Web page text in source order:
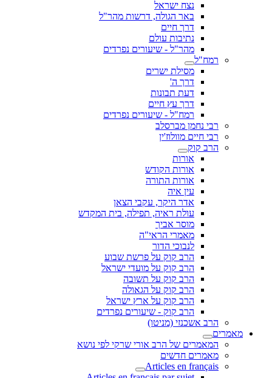
נצח ישראל
באר הגולה, דרשות מהר"ל
דרך חיים
נתיבות עולם
מהר"ל - שיעורים נפרדים
רמח"ל
מסילת ישרים
דרך ה'
דעת תבונות
דרך עץ חיים
רמח"ל - שיעורים נפרדים
רבי נחמן מברסלב
רבי חיים מוולוז'ין
הרב קוק
אורות
אורות הקודש
אורות התורה
עין איה
אדר היקר, עקבי הצאן
עולת ראיה, תפילה, בית המקדש
מוסר אביך
מאמרי הראי"ה
לנבוכי הדור
הרב קוק על פרשת שבוע
הרב קוק על מועדי ישראל
הרב קוק על תשובה
הרב קוק על הגאולה
הרב קוק על ארץ ישראל
הרב קוק - שיעורים נפרדים
הרב אשכנזי (מניטו)
מאמרים
המאמרים של הרב אורי שרקי לפי נושא
מאמרים חדשים
Articles en français